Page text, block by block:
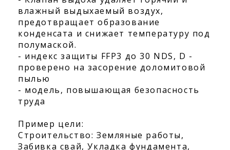
влажный выдыхаемый воздух,
предотвращает образование
конденсата и снижает температуру под
полумаской.
- индекс защиты FFP3 до 30 NDS, D -
проверено на засорение доломитовой
пылью
- модель, повышающая безопасность
труда
Пример цели:
Строительство: Земляные работы,
Забивка свай, Укладка фундамента,